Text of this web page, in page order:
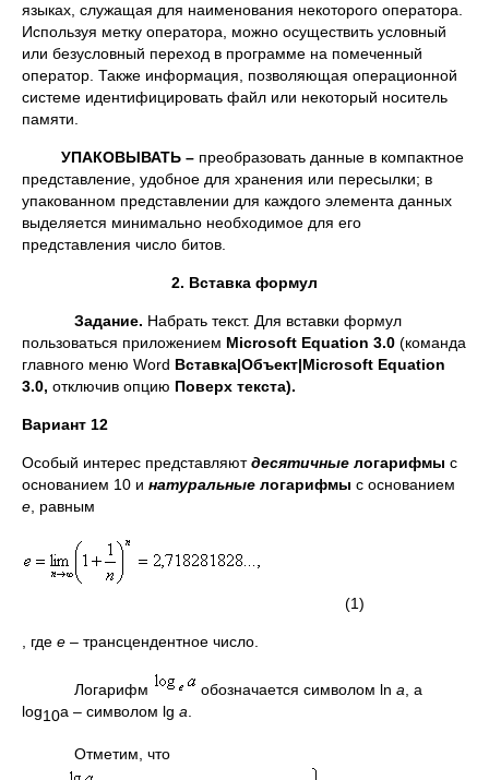
языках, служащая для наименования некоторого оператора.
Используя метку оператора, можно осуществить условный
или безусловный переход в программе на помеченный
оператор. Также информация, позволяющая операционной
системе идентифицировать файл или некоторый носитель
памяти.
УПАКОВЫВАТЬ – преобразовать данные в компактное
представление, удобное для хранения или пересылки; в
упакованном представлении для каждого элемента данных
выделяется минимально необходимое для его
представления число битов.
2. Вставка формул
Задание. Набрать текст. Для вставки формул
пользоваться приложением Microsoft Equation 3.0 (команда
главного меню Word Вставка|Объект|Microsoft Equation
3.0, отключив опцию Поверх текста).
Вариант 12
Особый интерес представляютдесятичные логарифмы с
основанием 10 и натуральные логарифмы с основанием
e , равным
(1)
, где e – трансцендентное число.
Логарифм обозначается символом ln a , а
log10a – символом lg a
Отметим, что